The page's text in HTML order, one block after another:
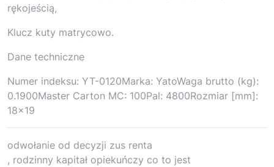
rękojeścią,
Klucz kuty matrycowo.
Dane techniczne
Numer indeksu: YT-0120Marka: YatoWaga brutto (kg):
0.1900Master Carton MC: 100Pal: 4800Rozmiar [mm]:
18×19
odwołanie od decyzji zus renta
, rodzinny kapitał opiekuńczy co to jest